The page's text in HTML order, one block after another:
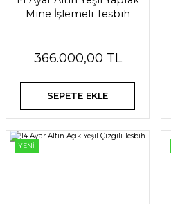
Mine İşlemeli Tesbih
366.000,00 TL
SEPETE EKLE
YENİ